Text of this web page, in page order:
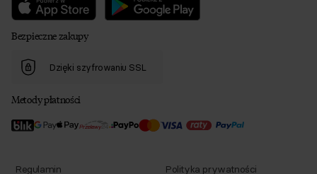
Bezpieczne zakupy
Dzięki szyfrowaniu SSL
Metody płatności
Regulamin Polityka prywatności